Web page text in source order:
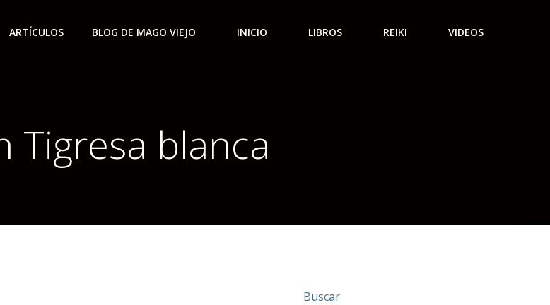
ARTÍCULOS BLOG DE MAGO VIEJO INICIO LIBROS REIKI VIDEOS
Tigresa blanca
Buscar